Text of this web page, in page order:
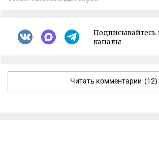
каналы
Читать комментарии (12)